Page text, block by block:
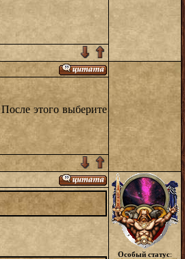
этого выберите
Особый статус: